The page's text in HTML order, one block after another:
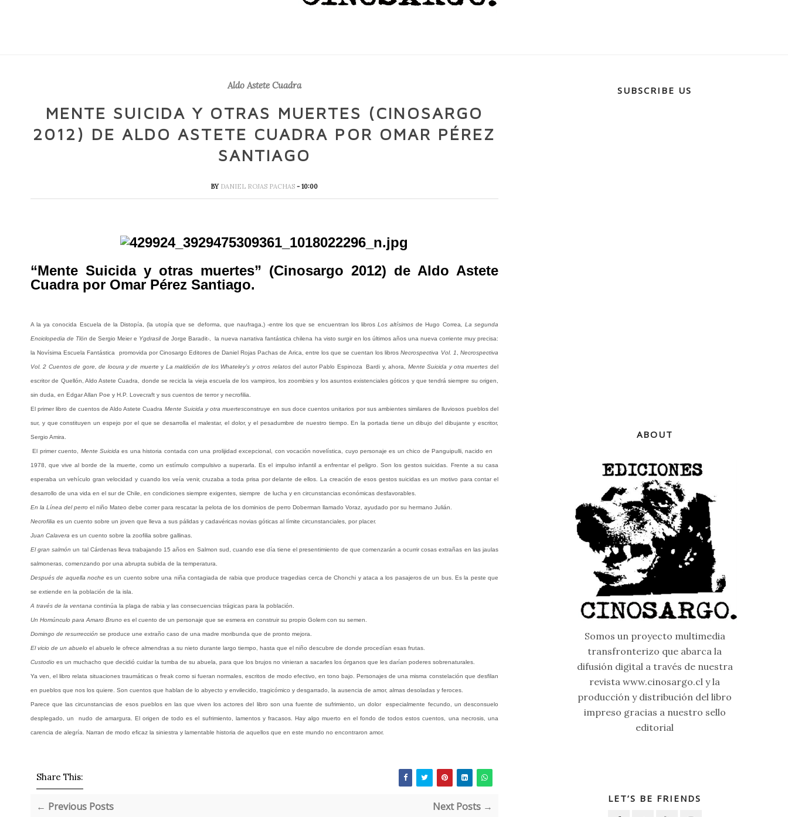
Aldo Astete Cuadra
MENTE SUICIDA Y OTRAS MUERTES (CINOSARGO
2012) DE ALDO ASTETE CUADRA POR OMAR PÉREZ
SANTIAGO
BY DANIEL ROJAS PACHAS- 10:00
“Mente Suicida y otras muertes” (Cinosargo 2012) de Aldo Astete
Cuadra por Omar Pérez Santiago.
A la ya conocida Escuela de la Distopía, (la utopía que se deforma, que naufraga,) -entre los que se encuentran los libros Los altísimos de Hugo Correa , La segunda
Enciclopedia de Tlön de Sergio Meier e Ygdrasilde Jorge Baradit-, la nueva narrativa fantástica chilena ha visto surgir en los últimos años una nueva corriente muy precisa:
la Novísima Escuela Fantástica promovida por Cinosargo Editores de Daniel Rojas Pachas de Arica, entre los que se cuentan los librosNecrospectiva Vol. 1 Necrospectiva
Vol. 2 Cuentos de gore, de locura y de muerte y La maldición de los Whateley’s y otros relatosdel autor Pablo Espinoza Bardi y, ahora, Mente Suicida y otra muertes del
escritor de Quellón, Aldo Astete Cuadra, donde se recicla la vieja escuela de los vampiros, los zoombies y los asuntos existenciales góticos y que tendrá siempre su origen,
sin duda, en Edgar Allan Poe y H.P. Lovecraft y sus cuentos de terror y necrofilia.
El primer libro de cuentos de Aldo Astete Cuadra Mente Suicida y otra muertesconstruye en sus doce cuentos unitarios por sus ambientes similares de lluviosos pueblos del
sur, y que constituyen un espejo por el que se desarrolla el malestar, el dolor, y el pesadumbre de nuestro tiempo. En la portada tiene un dibujo del dibujante y escritor,
Sergio Amira.
El primer cuento, Mente Suicida es una historia contada con una prolijidad excepcional, con vocación novelística, cuyo personaje es un chico de Panguipulli, nacido en
1978, que vive al borde de la muerte, como un estímulo compulsivo a superarla. Es el impulso infantil a enfrentar el peligro. Son los gestos suicidas. Frente a su casa
esperaba un vehículo gran velocidad y cuando los veía venir, cruzaba a toda prisa por delante de ellos. La creación de esos gestos suicidas es un motivo para contar el
desarrollo de una vida en el sur de Chile, en condiciones siempre exigentes, siempre de lucha y en circunstancias económicas desfavorables.
En la Línea del perro el niño Mateo debe correr para rescatar la pelota de los dominios de perro Doberman llamado Voraz, ayudado por su hermano Julián.
Necrofilia es un cuento sobre un joven que lleva a sus pálidas y cadavéricas novias góticas al límite circunstanciales, por placer.
Juan Calavera es un cuento sobre la zoofilia sobre gallinas.
El gran salmón un tal Cárdenas lleva trabajando 15 años en Salmon sud, cuando ese día tiene el presentimiento de que comenzarán a ocurrir cosas extrañas en las jaulas
salmoneras, comenzando por una abrupta subida de la temperatura.
Después de aquella noche es un cuento sobre una niña contagiada de rabia que produce tragedias cerca de Chonchi y ataca a los pasajeros de un bus. Es la peste que
se extiende en la población de la isla.
A través de la ventana continúa la plaga de rabia y las consecuencias trágicas para la población.
Un Homúnculo para Amaro Bruno es el cuento de un personaje que se esmera en construir su propio Golem con su semen.
Domingo de resurrección se produce une extraño caso de una madre moribunda que de pronto mejora.
El vicio de un abuelo el abuelo le ofrece almendras a su nieto durante largo tiempo, hasta que el niño descubre de donde procedían esas frutas.
Custodio es un muchacho que decidió cuidar la tumba de su abuela, para que los brujos no vinieran a sacarles los órganos que les darían poderes sobrenaturales.
Ya ven, el libro relata situaciones traumáticas o freak como si fueran normales, escritos de modo efectivo, en tono bajo. Personajes de una misma constelación que desfilan
en pueblos que nos los quiere. Son cuentos que hablan de lo abyecto y envilecido, tragicómico y desgarrado, la ausencia de amor, almas desoladas y feroces.
Parece que las circunstancias de esos pueblos en las que viven los actores del libro son una fuente de sufrimiento, un dolor especialmente fecundo, un desconsuelo
desplegado, un nudo de amargura. El origen de todo es el sufrimiento, lamentos y fracasos. Hay algo muerto en el fondo de todos estos cuentos, una necrosis, una
carencia de alegría. Narran de modo eficaz la siniestra y lamentable historia de aquellos que en este mundo no encontraron amor.
Share This:
← Previous Posts Next Posts →
SUBSCRIBE US
ABOUT
Somos un proyecto multimedia
transfronterizo que abarca la
difusión digital a través de nuestra
revista www.cinosargo.cl y la
producción y distribución del libro
impreso gracias a nuestro sello
editorial
LET’S BE FRIENDS